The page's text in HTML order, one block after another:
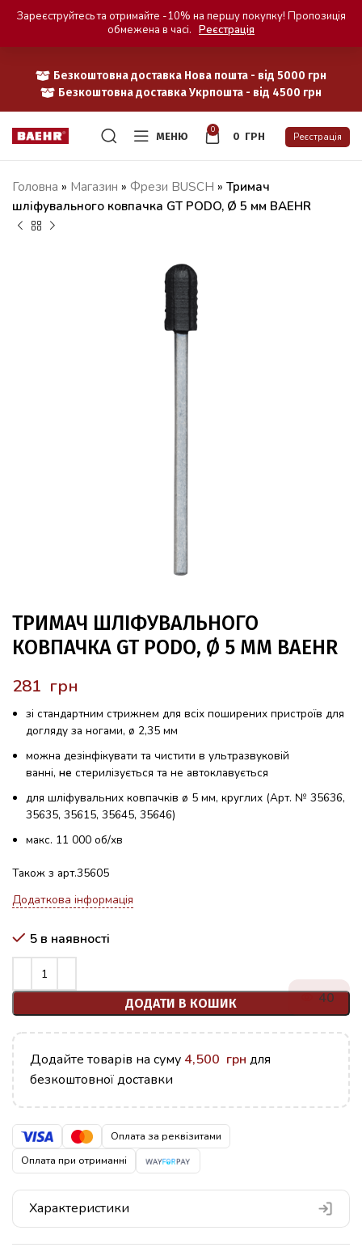
Безкоштовна доставка Нова пошта - від 5000 грн
Безкоштовна доставка Укрпошта - від 4500 грн
МЕНЮ
0
0 ГРН Реєстрація
Головна » Магазин » Фрези BUSCH » Тримач
шліфувального ковпачка GT PODO, Ø 5 мм BAEHR
ТРИМАЧ ШЛІФУВАЛЬНОГО
КОВПАЧКА GT PODO, Ø 5 ММ BAEHR
грн
зі стандартним стрижнем для всіх поширених пристроїв для
догляду за ногами, ø 2,35 мм
можна дезінфікувати та чистити в ультразвуковій
ванні, не стерилізується та не автоклавується
для шліфувальних ковпачків ø 5 мм, круглих (Арт. № 35636,
35635, 35615, 35645, 35646)
макс. 11 000 об/хв
Також з арт.35605
Додаткова інформація
5 в наявності
ДОДАТИ В КОШИК 40
Додайте товарів на суму 4,500 грн для
безкоштовної доставки
Оплата за реквізитами
Оплата при отриманні
Характеристики
Зареєструйтесь та отримайте -10% на першу покупку! Пропозиція
обмежена в часі. Реєстрація